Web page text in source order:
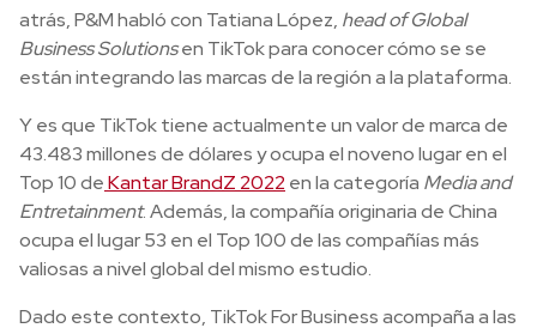
atrás, P&M habló con Tatiana López, head of Global
Business Solutionsen TikTok para conocer cómo se se
están integrando las marcas de la región a la plataforma.
Y es que TikTok tiene actualmente un valor de marca de
43.483 millones de dólares y ocupa el noveno lugar en el
Top 10 deKantar BrandZ 2022 en la categoría Media and
Entretainment. Además, la compañía originaria de China
ocupa el lugar 53 en el Top 100 de las compañías más
valiosas a nivel global del mismo estudio.
Dado este contexto, TikTok For Business acompaña a las